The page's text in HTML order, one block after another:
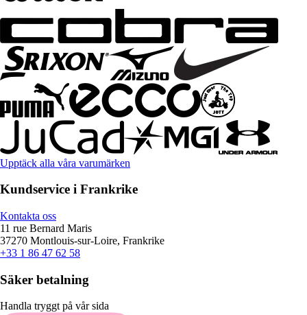
Upptäck alla våra varumärken
Kundservice i Frankrike
Kontakta oss
11 rue Bernard Maris
37270 Montlouis-sur-Loire, Frankrike
+33 1 86 47 62 58
Säker betalning
Handla tryggt på vår sida